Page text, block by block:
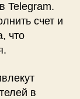
Telegram.
счет и
что
в